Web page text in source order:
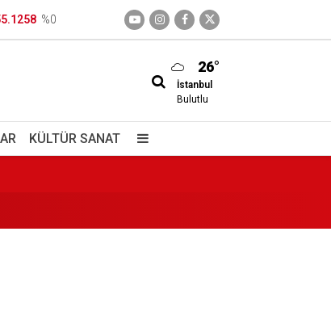
%0
26°
İstanbul
Bulutlu
KÜLTÜR SANAT